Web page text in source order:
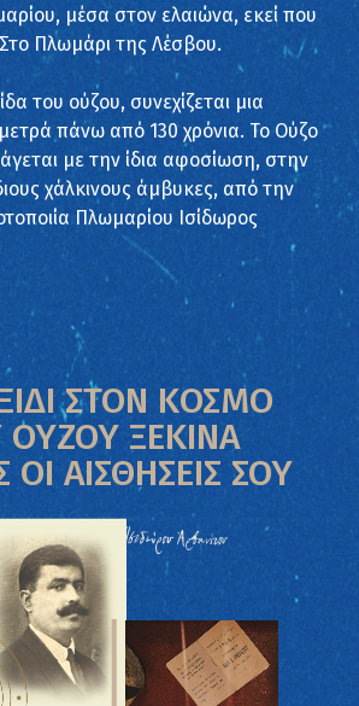
μέσα στον ελαιώνα, εκεί που
Πλωμάρι της Λέσβου.
του ούζου, συνεχίζεται μια
πάνω από 130 χρόνια. Το Ούζο
με την ίδια αφοσίωση, στην
χάλκινους άμβυκες, από την
Πλωμαρίου Ισίδωρος
ΣΤΟΝ ΚΟΣΜΟ
ΟΥΖΟΥ ΞΕΚΙΝΑ
ΑΙΣΘΗΣΕΙΣ ΣΟΥ